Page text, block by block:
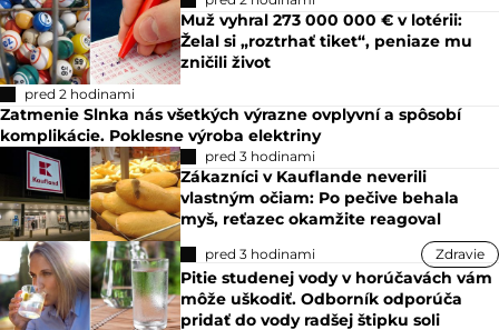
Muž vyhral 273 000 000 € v lotérii:
Želal si „roztrhať tiket“, peniaze mu
zničili život
pred 2 hodinami
Zatmenie Slnka nás všetkých výrazne ovplyvní a spôsobí
komplikácie. Poklesne výroba elektriny
pred 3 hodinami
Zákazníci v Kauflande neverili
vlastným očiam: Po pečive behala
myš, reťazec okamžite reagoval
pred 3 hodinami Zdravie
Pitie studenej vody v horúčavách vám
môže uškodiť. Odborník odporúča
pridať do vody radšej štipku soli